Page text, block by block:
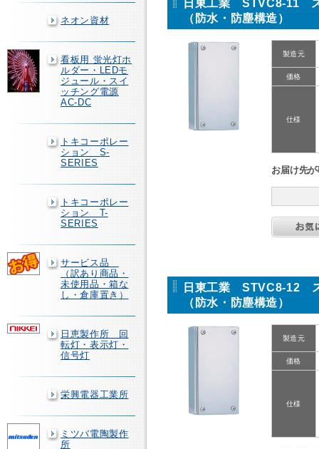
ネオン資材
看板用 蛍光灯ホ
ルダー・LEDモ
ジュール・スイ
ッチング電源
AC-DC
トキコーポレー
ション S-
SERIES
トキコーポレー
ション T-
SERIES
サービス品
（訳あり商品・
未使用品・箱な
し・倉庫置き）
日恵製作所 回
転灯・表示灯・
信号灯
栄興電器工業所
ミツバ電陶製作
所
日東工業 STVC8-11 ス
（防水・防塵構造）
製造元
価格
仕様
お届け先
日東工業 STVC8-12 ス
（防水・防塵構造）
製造元
価格
仕様